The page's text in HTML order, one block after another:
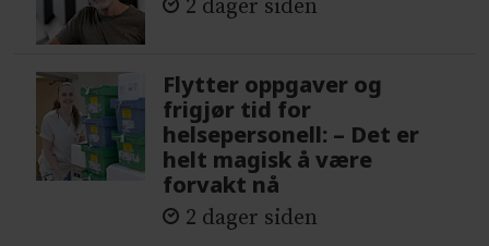
2 dager siden
Flytter oppgaver og
frigjør tid for
helsepersonell: – Det er
helt magisk å være
forvakt nå
2 dager siden